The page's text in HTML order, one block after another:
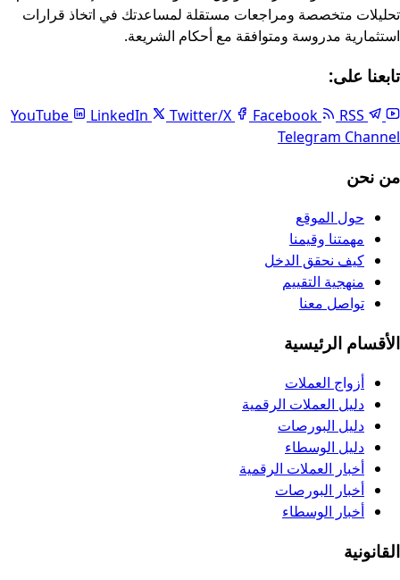
تحليلات متخصصة ومراجعات مستقلة لمساعدتك في اتخاذ قرارات
استثمارية مدروسة ومتوافقة مع أحكام الشريعة.
تابعنا على:
LinkedIn Twitter/X Facebook
RSS
Telegram Channel
من نحن
حول الموقع
مهمتنا وقيمنا
كيف نحقق الدخل
منهجية التقييم
تواصل معنا
الأقسام الرئيسية
أزواج العملات
دليل العملات الرقمية
دليل البورصات
دليل الوسطاء
أخبار العملات الرقمية
أخبار البورصات
أخبار الوسطاء
القانونية